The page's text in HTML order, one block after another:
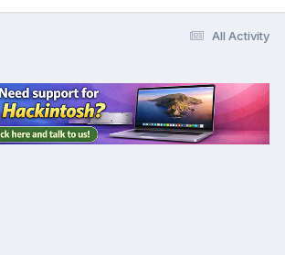
All Activity